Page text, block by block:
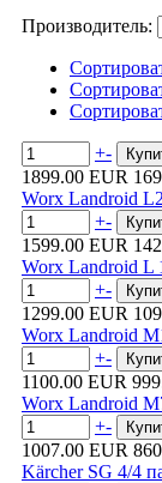
Производитель:
+-
1899.00 EUR
Worx Landroid
+-
1599.00 EUR
Worx Landroid L
+-
1299.00 EUR
Worx Landroid
+-
1100.00 EUR
Worx Landroid
+-
1007.00 EUR
Kärcher SG 4/4